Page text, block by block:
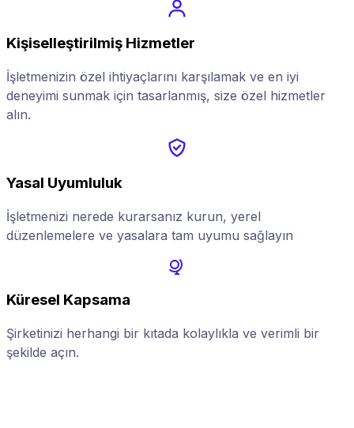
Kişiselleştirilmiş Hizmetler
İşletmenizin özel ihtiyaçlarını karşılamak ve en iyi
deneyimi sunmak için tasarlanmış, size özel hizmetler
alın.
Yasal Uyumluluk
İşletmenizi nerede kurarsanız kurun, yerel
düzenlemelere ve yasalara tam uyumu sağlayın
Küresel Kapsama
Şirketinizi herhangi bir kıtada kolaylıkla ve verimli bir
şekilde açın.